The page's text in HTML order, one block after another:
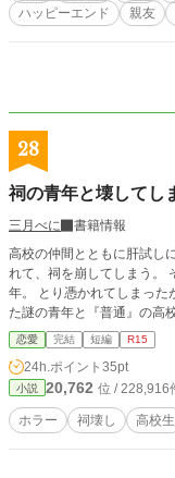
ハッピーエンド
親友
28
祠の青年と壊してし
三月べに
書籍情報
高校の仲間とともに肝試し
れて、祠を崩してしまう。
年。 とり憑かれてしまった
た謎の青年と『普通』の高
恋愛 完結 短編 R15
24h.ポイント 35pt
小説 20,762 位 / 228,916
ホラー 祠壊し 高校生